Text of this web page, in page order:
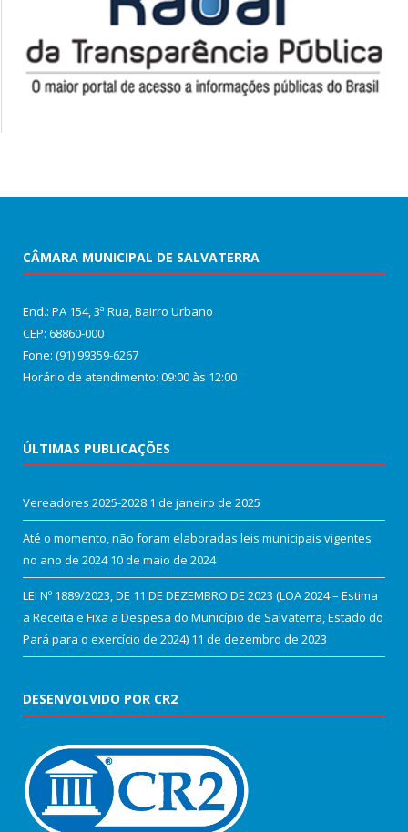
CÂMARA MUNICIPAL DE SALVATERRA
End.: PA 154, 3ª Rua, Bairro Urbano
CEP: 68860‑000
Fone: (91) 99359-6267
Horário de atendimento: 09:00 às 12:00
ÚLTIMAS PUBLICAÇÕES
Vereadores 2025-2028 1 de janeiro de 2025
Até o momento, não foram elaboradas leis municipais vigentes
no ano de 2024 10 de maio de 2024
LEI Nº 1889/2023, DE 11 DE DEZEMBRO DE 2023 (LOA 2024 – Estima
a Receita e Fixa a Despesa do Município de Salvaterra, Estado do
Pará para o exercício de 2024) 11 de dezembro de 2023
DESENVOLVIDO POR CR2